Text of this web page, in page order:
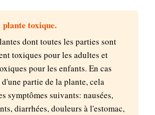
toxique.
dont toutes les parties sont
toxiques pour les adultes et
pour les enfants. En cas
partie de la plante, cela
symptômes suivants: nausées,
diarrhées, douleurs à l'estomac,